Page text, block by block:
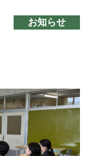
お知らせ